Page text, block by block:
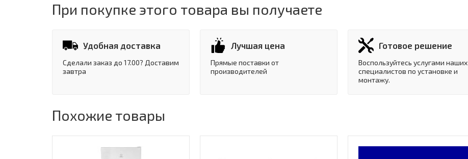
При покупке этого товара вы получаете
Удобная доставка
Сделали заказ до 17.00? Доставим
завтра
Лучшая цена
Прямые поставки от
производителей
Готовое решение
Воспользуйтесь услугами наших
специалистов по установке и
монтажу.
Похожие товары